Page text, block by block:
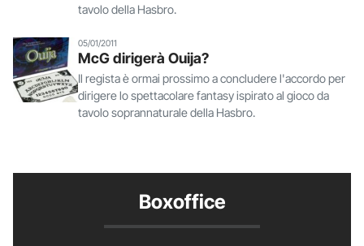
tavolo della Hasbro.
05/01/2011
McG dirigerà Ouija?
Il regista è ormai prossimo a concludere l'accordo per
dirigere lo spettacolare fantasy ispirato al gioco da
tavolo soprannaturale della Hasbro.
Boxoffice